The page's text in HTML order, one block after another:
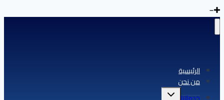
الرئيسية
من نحن
تبديل